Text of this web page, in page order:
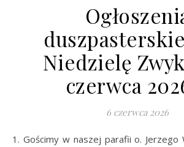
Niedzielę
czerwca
6 czerwca 2026
1. Gościmy w naszej parafii o. Jerzego Wilka – kamilianina,